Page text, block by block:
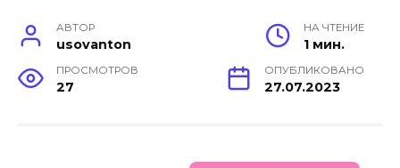
АВТОР
usovanton
НА ЧТЕНИЕ
1 мин.
ПРОСМОТРОВ
27
ОПУБЛИКОВАНО
27.07.2023